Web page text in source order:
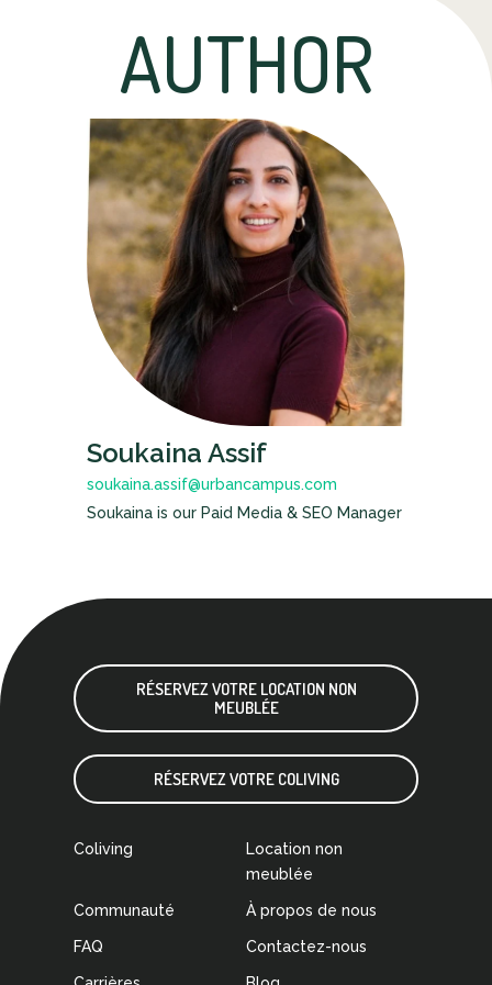
AUTHOR
Soukaina Assif
soukaina.assif@urbancampus.com
Soukaina is our Paid Media & SEO Manager
RÉSERVEZ VOTRE LOCATION NON
MEUBLÉE
RÉSERVEZ VOTRE COLIVING
Coliving
Location non
meublée
Communauté À propos de nous
FAQ Contactez-nous